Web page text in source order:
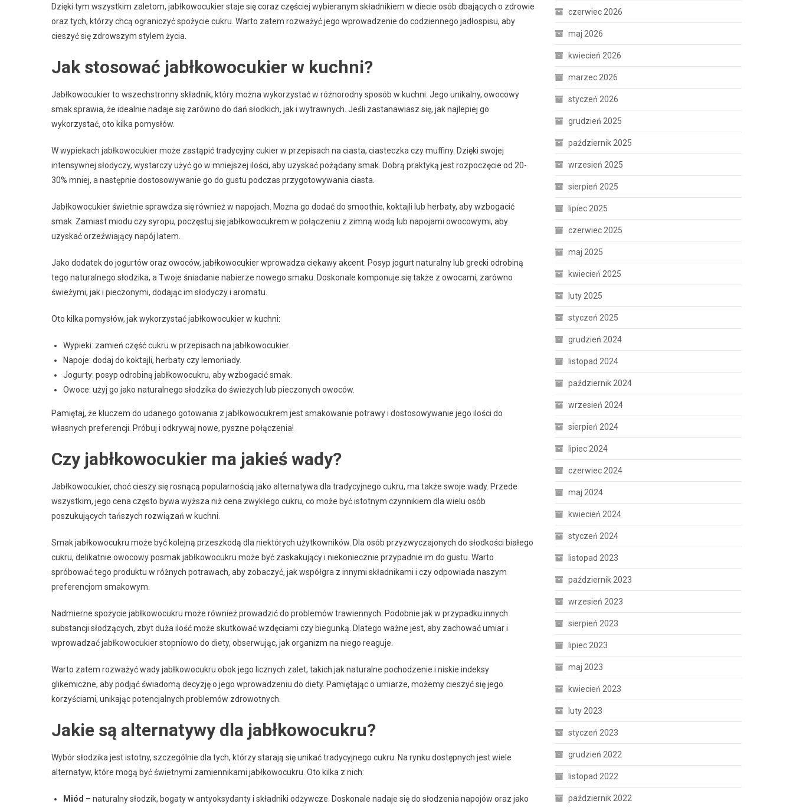
Dzięki tym wszystkim zaletom, jabłkowocukier staje się coraz częściej wybieranym składnikiem w diecie osób dbających o zdrowie
oraz tych, którzy chcą ograniczyć spożycie cukru. Warto zatem rozważyć jego wprowadzenie do codziennego jadłospisu, aby
cieszyć się zdrowszym stylem życia.
Jak stosować jabłkowocukier w kuchni?
Jabłkowocukier to wszechstronny składnik, który można wykorzystać w różnorodny sposób w kuchni. Jego unikalny, owocowy
smak sprawia, że idealnie nadaje się zarówno do dań słodkich, jak i wytrawnych. Jeśli zastanawiasz się, jak najlepiej go
wykorzystać, oto kilka pomysłów.
W wypiekach jabłkowocukier może zastąpić tradycyjny cukier w przepisach na ciasta, ciasteczka czy muffiny. Dzięki swojej
intensywnej słodyczy, wystarczy użyć go w mniejszej ilości, aby uzyskać pożądany smak. Dobrą praktyką jest rozpoczęcie od 20-
30% mniej, a następnie dostosowywanie go do gustu podczas przygotowywania ciasta.
Jabłkowocukier świetnie sprawdza się również w napojach. Można go dodać do smoothie, koktajli lub herbaty, aby wzbogacić
smak. Zamiast miodu czy syropu, poczęstuj się jabłkowocukrem w połączeniu z zimną wodą lub napojami owocowymi, aby
uzyskać orzeźwiający napój latem.
Jako dodatek do jogurtów oraz owoców, jabłkowocukier wprowadza ciekawy akcent. Posyp jogurt naturalny lub grecki odrobiną
tego naturalnego słodzika, a Twoje śniadanie nabierze nowego smaku. Doskonale komponuje się także z owocami, zarówno
świeżymi, jak i pieczonymi, dodając im słodyczy i aromatu.
Oto kilka pomysłów, jak wykorzystać jabłkowocukier w kuchni:
Wypieki: zamień część cukru w przepisach na jabłkowocukier.
Napoje: dodaj do koktajli, herbaty czy lemoniady.
Jogurty: posyp odrobiną jabłkowocukru, aby wzbogacić smak.
Owoce: użyj go jako naturalnego słodzika do świeżych lub pieczonych owoców.
Pamiętaj, że kluczem do udanego gotowania z jabłkowocukrem jest smakowanie potrawy i dostosowywanie jego ilości do
własnych preferencji. Próbuj i odkrywaj nowe, pyszne połączenia!
Czy jabłkowocukier ma jakieś wady?
Jabłkowocukier, choć cieszy się rosnącą popularnością jako alternatywa dla tradycyjnego cukru, ma także swoje wady. Przede
wszystkim, jego cena często bywa wyższa niż cena zwykłego cukru, co może być istotnym czynnikiem dla wielu osób
poszukujących tańszych rozwiązań w kuchni.
Smak jabłkowocukru może być kolejną przeszkodą dla niektórych użytkowników. Dla osób przyzwyczajonych do słodkości białego
cukru, delikatnie owocowy posmak jabłkowocukru może być zaskakujący i niekoniecznie przypadnie im do gustu. Warto
spróbować tego produktu w różnych potrawach, aby zobaczyć, jak współgra z innymi składnikami i czy odpowiada naszym
preferencjom smakowym.
Nadmierne spożycie jabłkowocukru może również prowadzić do problemów trawiennych. Podobnie jak w przypadku innych
substancji słodzących, zbyt duża ilość może skutkować wzdęciami czy biegunką. Dlatego ważne jest, aby zachować umiar i
wprowadzać jabłkowocukier stopniowo do diety, obserwując, jak organizm na niego reaguje.
Warto zatem rozważyć wady jabłkowocukru obok jego licznych zalet, takich jak naturalne pochodzenie i niskie indeksy
glikemiczne, aby podjąć świadomą decyzję o jego wprowadzeniu do diety. Pamiętając o umiarze, możemy cieszyć się jego
korzyściami, unikając potencjalnych problemów zdrowotnych.
Jakie są alternatywy dla jabłkowocukru?
Wybór słodzika jest istotny, szczególnie dla tych, którzy starają się unikać tradycyjnego cukru. Na rynku dostępnych jest wiele
alternatyw, które mogą być świetnymi zamiennikami jabłkowocukru. Oto kilka z nich:
Miód – naturalny słodzik, bogaty w antyoksydanty i składniki odżywcze. Doskonale nadaje się do słodzenia napojów oraz jako
czerwiec 2026
maj 2026
kwiecień 2026
marzec 2026
styczeń 2026
grudzień 2025
październik 2025
wrzesień 2025
sierpień 2025
lipiec 2025
czerwiec 2025
maj 2025
kwiecień 2025
luty 2025
styczeń 2025
grudzień 2024
listopad 2024
październik 2024
wrzesień 2024
sierpień 2024
lipiec 2024
czerwiec 2024
maj 2024
kwiecień 2024
styczeń 2024
listopad 2023
październik 2023
wrzesień 2023
sierpień 2023
lipiec 2023
maj 2023
kwiecień 2023
luty 2023
styczeń 2023
grudzień 2022
listopad 2022
październik 2022